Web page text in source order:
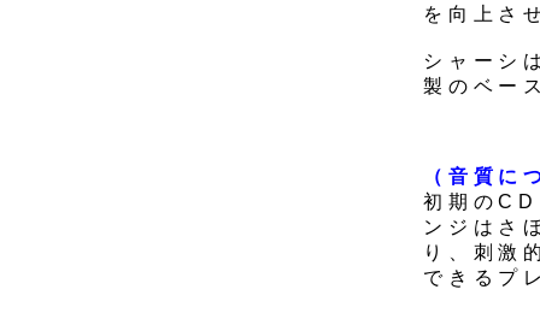
を向上さ
シャーシ
製のベー
（音質に
初期の
ンジはさ
り、刺激
できるプ